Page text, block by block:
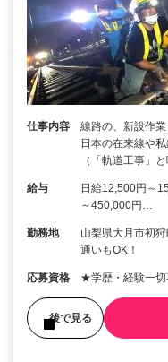
仕事内容
線路の、新設作
日本の在来線や
（「軌道工事」
給与
日給12,500円～
～450,000円…
勤務地
山梨県大月市初
通いもOK！
応募資格 ★学歴・経験一切
後で見る